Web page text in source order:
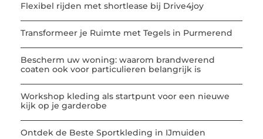
Flexibel rijden met shortlease bij Drive4joy
Transformeer je Ruimte met Tegels in Purmerend
Bescherm uw woning: waarom brandwerend
coaten ook voor particulieren belangrijk is
Workshop kleding als startpunt voor een nieuwe
kijk op je garderobe
Ontdek de Beste Sportkleding in IJmuiden